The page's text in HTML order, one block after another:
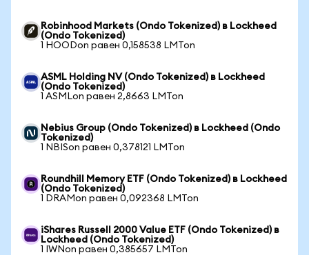
Robinhood Markets (Ondo Tokenized) в Lockheed
(Ondo Tokenized)
1 HOODon равен 0,158538 LMTon
ASML Holding NV (Ondo Tokenized) в Lockheed
(Ondo Tokenized)
1 ASMLon равен 2,8663 LMTon
Nebius Group (Ondo Tokenized) в Lockheed (Ondo
Tokenized)
1 NBISon равен 0,378121 LMTon
Roundhill Memory ETF (Ondo Tokenized) в Lockheed
(Ondo Tokenized)
1 DRAMon равен 0,092368 LMTon
iShares Russell 2000 Value ETF (Ondo Tokenized) в
Lockheed (Ondo Tokenized)
1 IWNon равен 0,385657 LMTon